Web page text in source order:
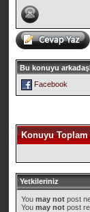
Bu konuyu
Facebook
Konuyu
Yetkileriniz
Youmay not post
Youmay not post